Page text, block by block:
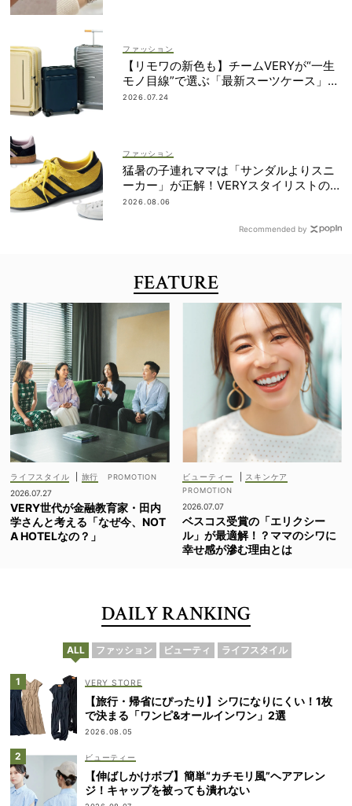
ファッション
【リモワの新色も】チームVERYが“一生
モノ目線”で選ぶ「最新スーツケース」5
選！
2026.07.24
ファッション
猛暑の子連れママは「サンダルよりスニ
ーカー」が正解！VERYスタイリストの愛
用品5選
2026.08.06
Recommended by
FEATURE
ライフスタイル
旅行
2026.07.27
VERY世代が金融教育家・田内
学さんと考える「なぜ今、NOT
A HOTELなの？」
ビューティー スキンケア
2026.07.07
ベスコス受賞の「エリクシー
ル」が最適解！？ママのシワに
幸せ感が滲む理由とは
DAILY RANKING
ALL ファッション ビューティ ライフスタイル
VERY STORE
【旅行・帰省にぴったり】シワになりにくい！1枚
で決まる「ワンピ&オールインワン」2選
2026.08.05
ビューティー
【伸ばしかけボブ】簡単“カチモリ風”ヘアアレン
ジ！キャップを被っても潰れない